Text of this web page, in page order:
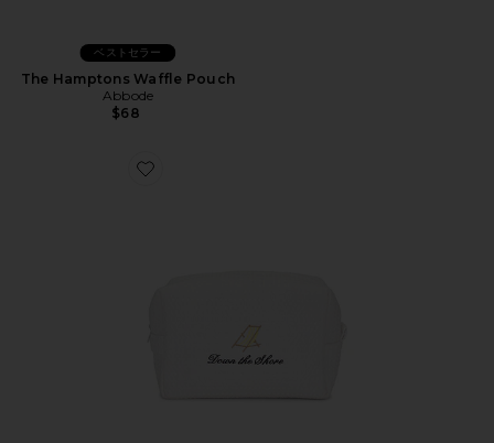
ベストセラー
The Hamptons Waffle Pouch
Abbode
$68
Favorite Down The Shore Waffle Pouch